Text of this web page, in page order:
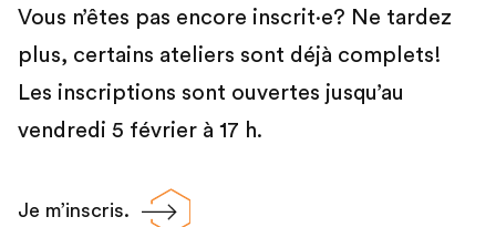
Vous n’êtes pas encore inscrit·e? Ne tardez
plus, certains ateliers sont déjà complets!
Les inscriptions sont ouvertes jusqu’au
vendredi 5 février à 17 h.
Je m’inscris.